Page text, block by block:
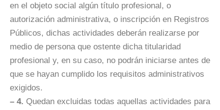
en el objeto social algún título profesional, o
autorización administrativa, o inscripción en Registros
Públicos, dichas actividades deberán realizarse por
medio de persona que ostente dicha titularidad
profesional y, en su caso, no podrán iniciarse antes de
que se hayan cumplido los requisitos administrativos
exigidos.
– 4. Quedan excluidas todas aquellas actividades para